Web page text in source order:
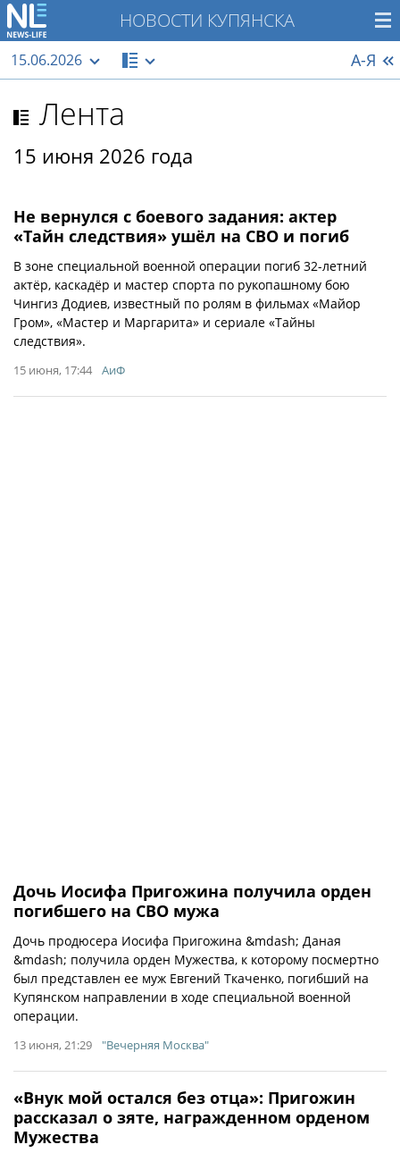
НОВОСТИ КУПЯНСКА
15.06.2026 А-Я
Лента
15 июня 2026 года
Не вернулся с боевого задания: актер
«Тайн следствия» ушёл на СВО и погиб
В зоне специальной военной операции погиб 32-летний
актёр, каскадёр и мастер спорта по рукопашному бою
Чингиз Додиев, известный по ролям в фильмах «Майор
Гром», «Мастер и Маргарита» и сериале «Тайны
следствия».
15 июня, 17:44 АиФ
Дочь Иосифа Пригожина получила орден
погибшего на СВО мужа
Дочь продюсера Иосифа Пригожина &mdash; Даная
&mdash; получила орден Мужества, к которому посмертно
был представлен ее муж Евгений Ткаченко, погибший на
Купянском направлении в ходе специальной военной
операции.
13 июня, 21:29 "Вечерняя Москва"
«Внук мой остался без отца»: Пригожин
рассказал о зяте, награжденном орденом
Мужества